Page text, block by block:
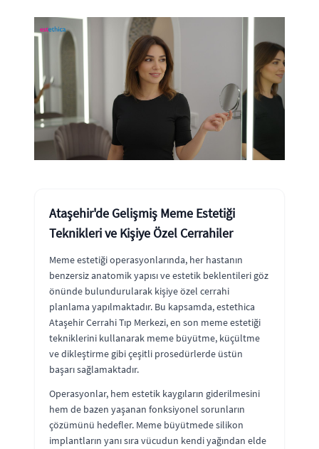
Ataşehir'de Gelişmiş Meme Estetiği
Teknikleri ve Kişiye Özel Cerrahiler
Meme estetiği operasyonlarında, her hastanın
benzersiz anatomik yapısı ve estetik beklentileri göz
önünde bulundurularak kişiye özel cerrahi
planlama yapılmaktadır. Bu kapsamda, estethica
Ataşehir Cerrahi Tıp Merkezi, en son meme estetiği
tekniklerini kullanarak meme büyütme, küçültme
ve dikleştirme gibi çeşitli prosedürlerde üstün
başarı sağlamaktadır.
Operasyonlar, hem estetik kaygıların giderilmesini
hem de bazen yaşanan fonksiyonel sorunların
çözümünü hedefler. Meme büyütmede silikon
implantların yanı sıra vücudun kendi yağından elde